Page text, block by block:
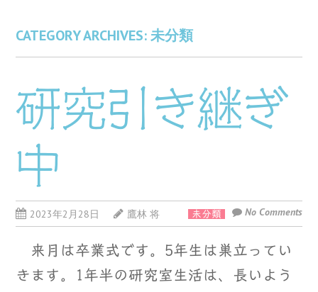
CATEGORY ARCHIVES:未分類
研究引き継ぎ
中
2023年2月28日 鷹林 将 未分類 No Comments
来月は卒業式です。5年生は巣立ってい
きます。1年半の研究室生活は、長いよう